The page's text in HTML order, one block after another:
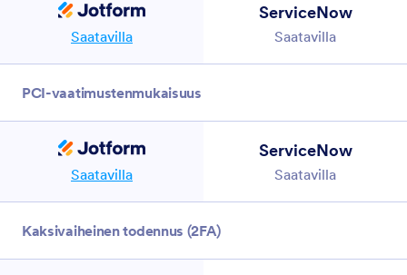
Saatavilla
ServiceNow
Saatavilla
PCI-vaatimustenmukaisuus
Saatavilla
ServiceNow
Saatavilla
Kaksivaiheinen todennus (2FA)